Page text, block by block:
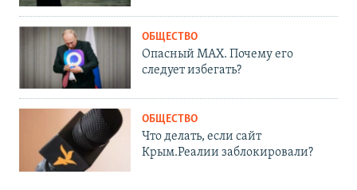
ОБЩЕСТВО
Опасный MAX. Почему его
следует избегать?
ОБЩЕСТВО
Что делать, если сайт
Крым.Реалии заблокировали?